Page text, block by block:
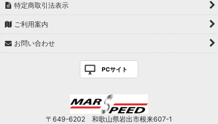
特定商取引法表示
ご利用案内
お問い合わせ
PCサイト
〒649-6202 和歌山県岩出市根来607-1